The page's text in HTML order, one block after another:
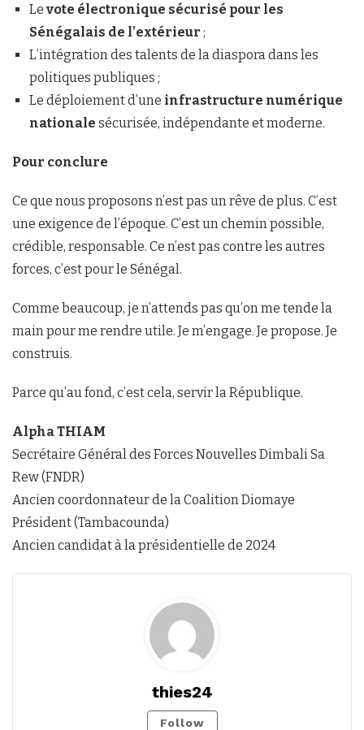
Le vote électronique sécurisé pour les
Sénégalais de l’extérieur ;
L’intégration des talents de la diaspora dans les
politiques publiques ;
Le déploiement d’une infrastructure numérique
nationale sécurisée, indépendante et moderne.
Pour conclure
Ce que nous proposons n’est pas un rêve de plus. C’est
une exigence de l’époque. C’est un chemin possible,
crédible, responsable. Ce n’est pas contre les autres
forces, c’est pour le Sénégal.
Comme beaucoup, je n’attends pas qu’on me tende la
main pour me rendre utile. Je m’engage. Je propose. Je
construis.
Parce qu’au fond, c’est cela, servir la République.
Alpha THIAM
Secrétaire Général des Forces Nouvelles Dimbali Sa
Rew (FNDR)
Ancien coordonnateur de la Coalition Diomaye
Président (Tambacounda)
Ancien candidat à la présidentielle de 2024
thies24
Follow